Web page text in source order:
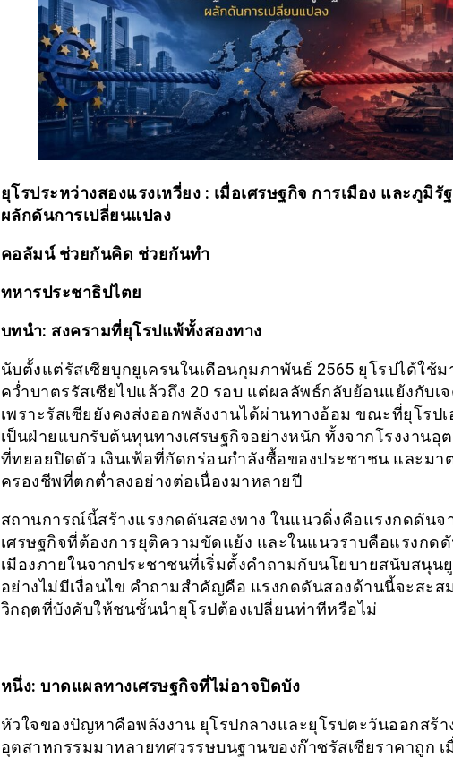
ยุโรประหว่างสองแรงเหวี่ยง : เมื่อเศรษฐกิจ การเมือง และภูมิรั
ผลักดันการเปลี่ยนแปลง
คอลัมน์ ช่วยกันคิด ช่วยกันทำ
ทหารประชาธิปไตย
บทนำ: สงครามที่ยุโรปแพ้ทั้งสองทาง
นับตั้งแต่รัสเซียบุกยูเครนในเดือนกุมภาพันธ์ 2565 ยุโรปได้ใช้ม
คว่ำบาตรรัสเซียไปแล้วถึง 20 รอบ แต่ผลลัพธ์กลับย้อนแย้งกับเ
เพราะรัสเซียยังคงส่งออกพลังงานได้ผ่านทางอ้อม ขณะที่ยุโรปเ
เป็นฝ่ายแบกรับต้นทุนทางเศรษฐกิจอย่างหนัก ทั้งจากโรงงานอุ
ที่ทยอยปิดตัว เงินเฟ้อที่กัดกร่อนกำลังซื้อของประชาชน และมา
ครองชีพที่ตกต่ำลงอย่างต่อเนื่องมาหลายปี
สถานการณ์นี้สร้างแรงกดดันสองทาง ในแนวดิ่งคือแรงกดดันจ
เศรษฐกิจที่ต้องการยุติความขัดแย้ง และในแนวราบคือแรงกด
เมืองภายในจากประชาชนที่เริ่มตั้งคำถามกับนโยบายสนับสนุน
อย่างไม่มีเงื่อนไข คำถามสำคัญคือ แรงกดดันสองด้านนี้จะสะส
วิกฤตที่บังคับให้ชนชั้นนำยุโรปต้องเปลี่ยนท่าทีหรือไม่
หนึ่ง: บาดแผลทางเศรษฐกิจที่ไม่อาจปิดบัง
หัวใจของปัญหาคือพลังงาน ยุโรปกลางและยุโรปตะวันออกสร้า
อุตสาหกรรมมาหลายทศวรรษบนฐานของก๊าซรัสเซียราคาถูก เ